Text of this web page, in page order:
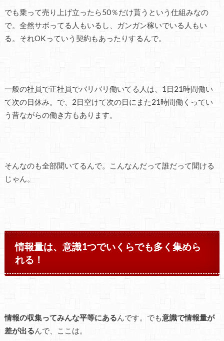
でも乗って売り上げ立ったら50％だけ貰うという仕組みなの
で。全然サボってる人もいるし、ガンガン稼いでいる人もい
る。それOKっていう契約もあったりするんで。
一般の社員で正社員でバリバリ働いてる人は、1日21時間働い
て次の日休み。で、2日空けて次の日にまた21時間働くってい
う昔ながらの働き方もあります。
そんなのも全部聞いてるんで。こんなんだって誰だって聞ける
じゃん。
情報量は、意識1つでいくらでも多く集めら
れる！
情報の収集ってみんな平等にあるんです。でも意識で情報量が
差が出るんで、ここは。